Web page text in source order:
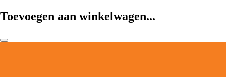
Toevoegen aan winkelwagen...